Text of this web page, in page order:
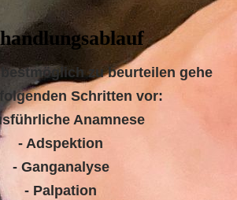
f
bestmöglich zu beurteilen gehe
folgenden Schritten vor:
Anamnese
- Adspektion
- Ganganalyse
- Palpation